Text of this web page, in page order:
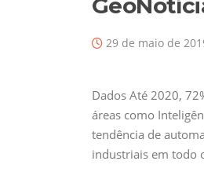
29 de maio de
Dados Até 2020,
áreas como
tendência de
industriais em todo